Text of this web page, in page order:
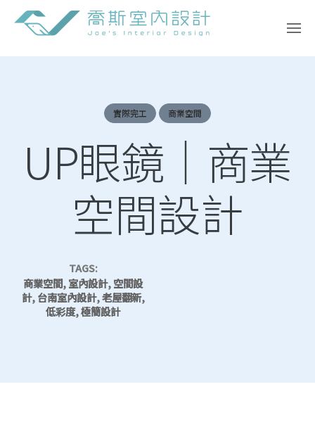
實際完工 商業空間
UP眼鏡｜商業
空間設計
TAGS:
商業空間, 室內設計, 空間設
計, 台南室內設計, 老屋翻新,
低彩度, 極簡設計